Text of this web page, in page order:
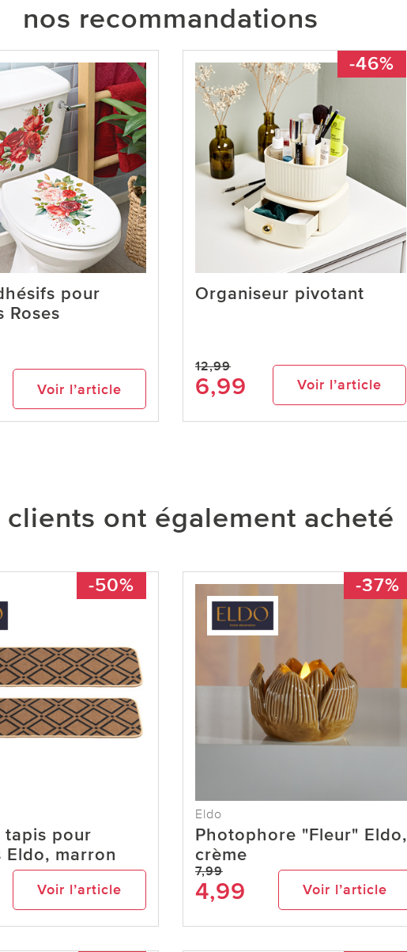
nos recommandations
pour
Roses
Voir l’article
-46%
Organiseur pivotant
12,99
6,99 Voir l’article
clients ont également acheté
-50%
tapis pour
Eldo, marron
Voir l’article
-37%
Eldo
Photophore "Fleur" Eldo,
crème
7,99
4,99 Voir l’article